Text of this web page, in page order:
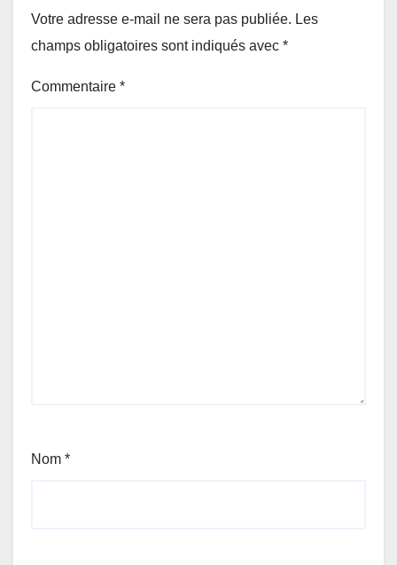
Votre adresse e-mail ne sera pas publiée. Les
champs obligatoires sont indiqués avec *
Commentaire *
Nom *